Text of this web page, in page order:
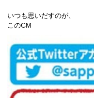
いつも思いだすのが、
このCM